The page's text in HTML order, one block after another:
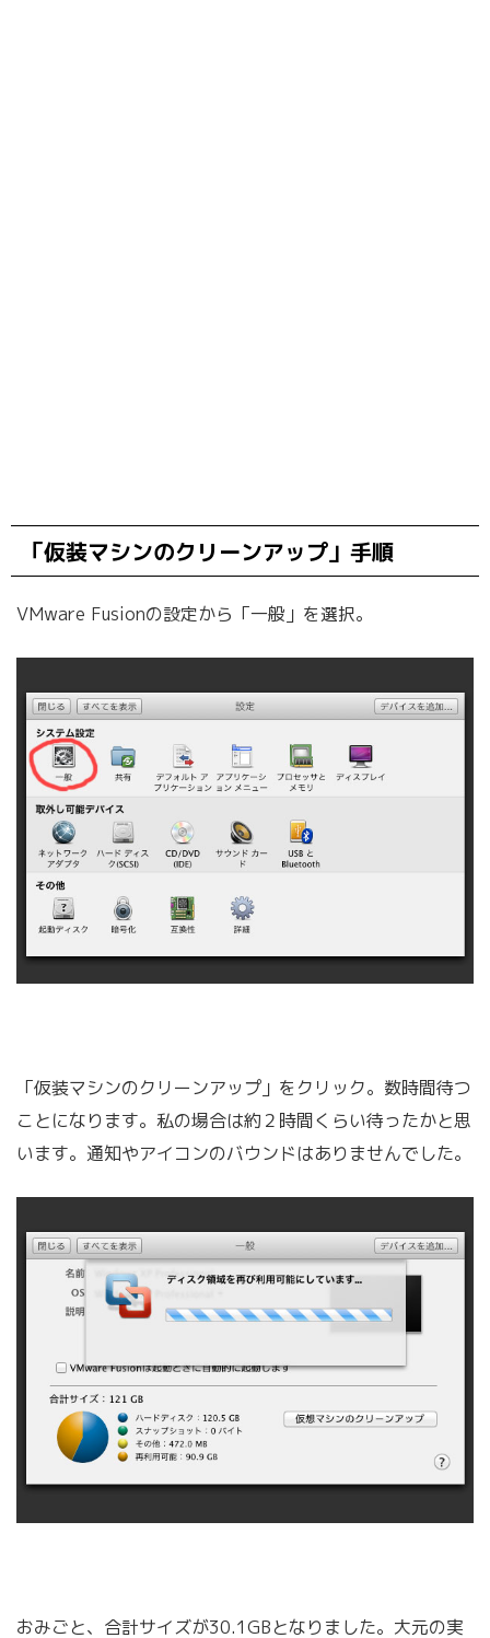
「仮装マシンのクリーンアップ」手順
VMware Fusionの設定から「一般」を選択。
「仮装マシンのクリーンアップ」をクリック。数時間待つ
ことになります。私の場合は約２時間くらい待ったかと思
います。通知やアイコンのバウンドはありませんでした。
おみごと、合計サイズが30.1GBとなりました。大元の実